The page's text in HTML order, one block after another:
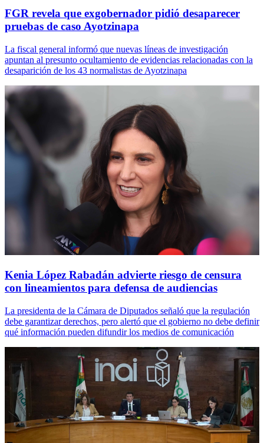
FGR revela que exgobernador pidió desaparecer
pruebas de caso Ayotzinapa
La fiscal general informó que nuevas líneas de investigación
apuntan al presunto ocultamiento de evidencias relacionadas con la
desaparición de los 43 normalistas de Ayotzinapa
Kenia López Rabadán advierte riesgo de censura
con lineamientos para defensa de audiencias
La presidenta de la Cámara de Diputados señaló que la regulación
debe garantizar derechos, pero alertó que el gobierno no debe definir
qué información pueden difundir los medios de comunicación